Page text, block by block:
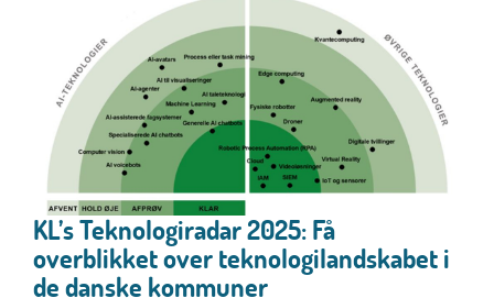
KL’s Teknologiradar 2025: Få
overblikket over teknologilandskabet i
de danske kommuner